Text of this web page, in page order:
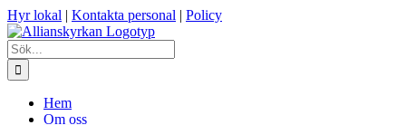
Fortsätt
till
innehållet
Hyr lokal | Kontakta personal | Policy
Sök
efter:
Hem
Om oss